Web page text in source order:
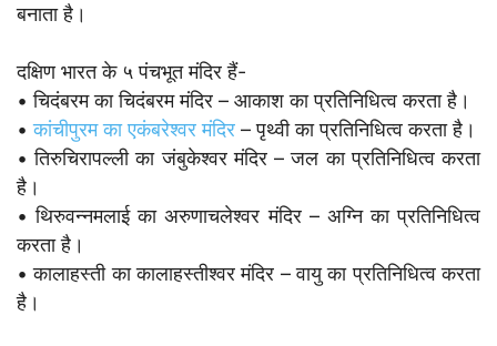
बनाता है।
दक्षिण भारत के ५ पंचभूत मंदिर हैं-
• चिदंबरम का चिदंबरम मंदिर – आकाश का प्रतिनिधित्व करता है।
•कांचीपुरम का एकंबरेश्वर मंदिर – पृथ्वी का प्रतिनिधित्व करता है।
• तिरुचिरापल्ली का जंबुकेश्वर मंदिर – जल का प्रतिनिधित्व करता
है।
• थिरुवन्नमलाई का अरुणाचलेश्वर मंदिर – अग्नि का प्रतिनिधित्व
करता है।
• कालाहस्ती का कालाहस्तीश्वर मंदिर – वायु का प्रतिनिधित्व करता
है।